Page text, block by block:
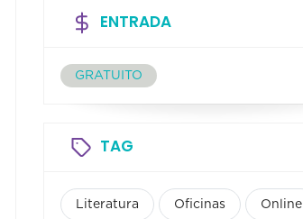
ENTRADA
GRATUITO
TAG
Literatura Oficinas Online